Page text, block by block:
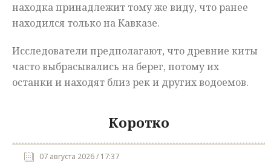
находка принадлежит тому же виду, что ранее
находился только на Кавказе.
Исследователи предполагают, что древние киты
часто выбрасывались на берег, потому их
останки и находят близ рек и других водоемов.
Коротко
07 августа 2026 / 17:37